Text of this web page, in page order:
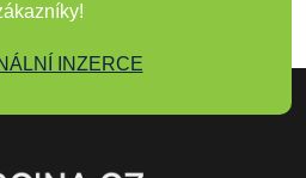
INZERCE